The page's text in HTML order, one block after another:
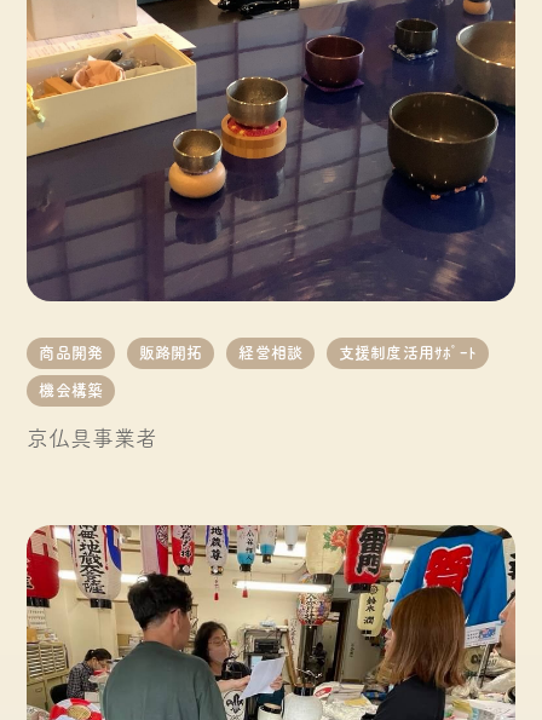
商品開発 販路開拓 経営相談 支援制度活用ｻﾎﾟｰﾄ
機会構築
京仏具事業者